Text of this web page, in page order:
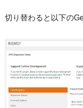
切り替わると以下の